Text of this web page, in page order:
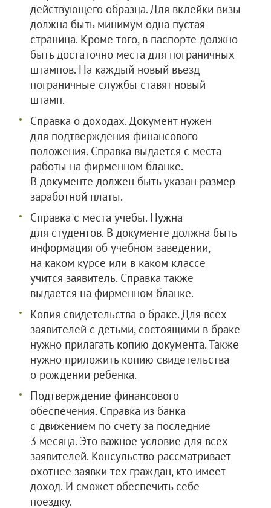
действующего образца. Для вклейки визы
должна быть минимум одна пустая
страница. Кроме того, в паспорте должно
быть достаточно места для пограничных
штампов. На каждый новый въезд
пограничные службы ставят новый
штамп.
Справка о доходах. Документ нужен
для подтверждения финансового
положения. Справка выдается с места
работы на фирменном бланке.
В документе должен быть указан размер
заработной платы.
Справка с места учебы. Нужна
для студентов. В документе должна быть
информация об учебном заведении,
на каком курсе или в каком классе
учится заявитель. Справка также
выдается на фирменном бланке.
Копия свидетельства о браке. Для всех
заявителей с детьми, состоящими в браке
нужно прилагать копию документа. Также
нужно приложить копию свидетельства
о рождении ребенка.
Подтверждение финансового
обеспечения. Справка из банка
с движением по счету за последние
3 месяца. Это важное условие для всех
заявителей. Консульство рассматривает
охотнее заявки тех граждан, кто имеет
доход. И сможет обеспечить себе
поездку.